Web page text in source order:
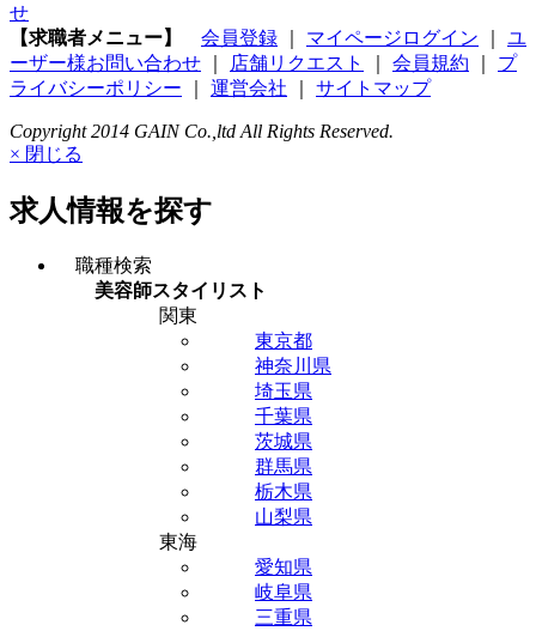
せ
【求職者メニュー】
会員登録 マイページログイン
ユ
ーザー様お問い合わせ
店舗リクエスト 会員規約
プ
ライバシーポリシー
運営会社 サイトマップ
Copyright 2014 GAIN Co.,ltd All Rights Reserved.
× 閉じる
求人情報を探す
職種検索
美容師スタイリスト
関東
東京都
神奈川県
埼玉県
千葉県
茨城県
群馬県
栃木県
山梨県
東海
愛知県
岐阜県
三重県